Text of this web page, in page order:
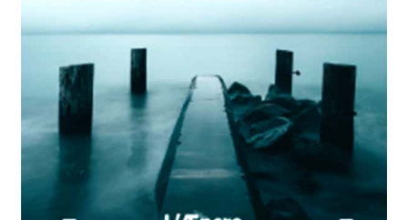
Login Customizer
Nous Contacter
Panier
Politique de confidentialité et cookies
Qui sommes-nous ?